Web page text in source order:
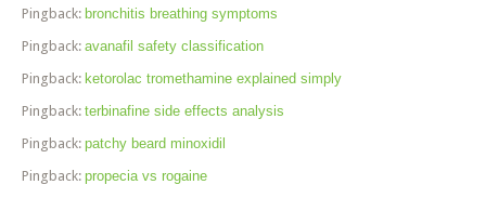
Pingback: bronchitis breathing symptoms
Pingback: avanafil safety classification
Pingback: ketorolac tromethamine explained simply
Pingback: terbinafine side effects analysis
Pingback: patchy beard minoxidil
Pingback: propecia vs rogaine